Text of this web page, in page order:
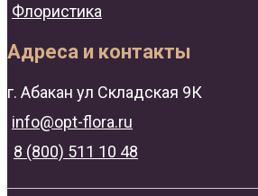
Флористика
Адреса и контакты
г. Абакан ул Складская 9К
info@opt-flora.ru
8 (800) 511 10 48